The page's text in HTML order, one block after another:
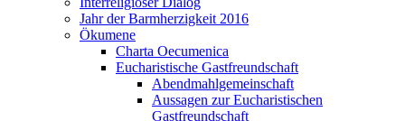
Jahr der Barmherzigkeit 2016
Ökumene
Charta Oecumenica
Eucharistische Gastfreundschaft
Abendmahlgemeinschaft
Aussagen zur Eucharistischen
Gastfreundschaft